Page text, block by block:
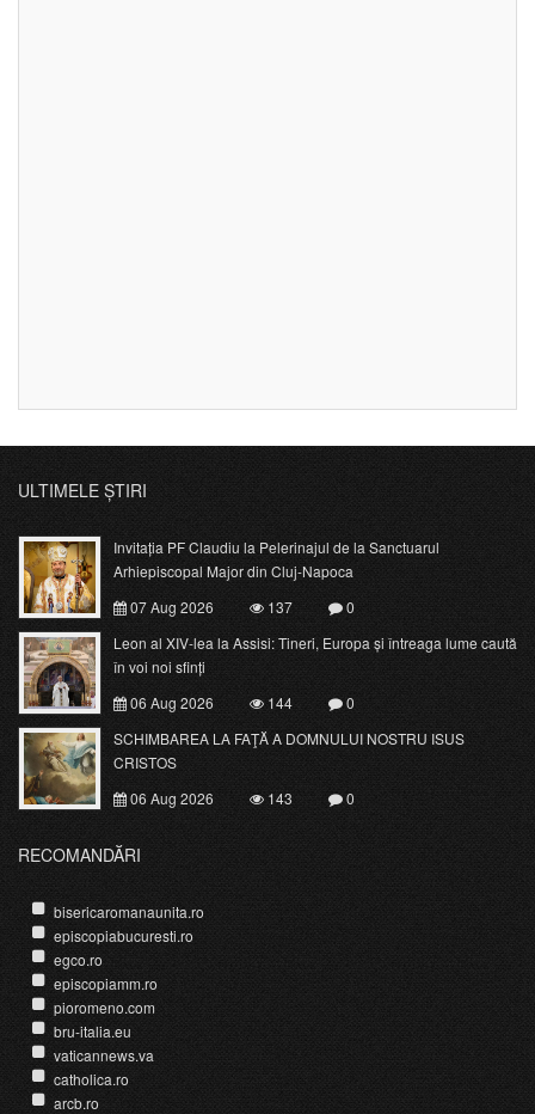
ULTIMELE ȘTIRI
Invitația PF Claudiu la Pelerinajul de la Sanctuarul
Arhiepiscopal Major din Cluj-Napoca
07 Aug 2026
137
0
Leon al XIV-lea la Assisi: Tineri, Europa și întreaga lume caută
în voi noi sfinți
06 Aug 2026
144
0
SCHIMBAREA LA FAŢĂ A DOMNULUI NOSTRU ISUS
CRISTOS
06 Aug 2026
143 0
RECOMANDĂRI
bisericaromanaunita.ro
episcopiabucuresti.ro
egco.ro
episcopiamm.ro
pioromeno.com
bru-italia.eu
vaticannews.va
catholica.ro
arcb.ro